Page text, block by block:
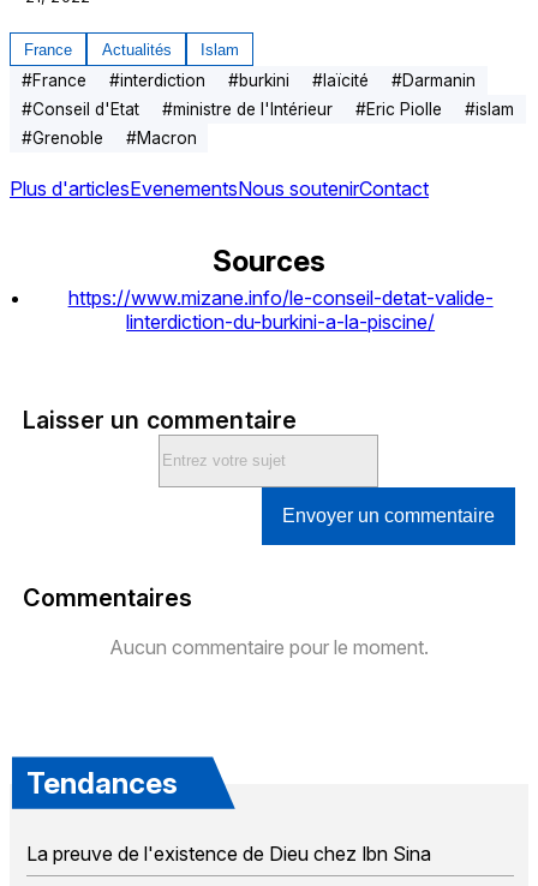
France Actualités Islam
#France #interdiction #burkini #laïcité #Darmanin
#Conseil d'Etat #ministre de l'Intérieur #Eric Piolle #islam
#Grenoble #Macron
Plus d'articlesEvenementsNous soutenirContact
Sources
https://www.mizane.info/le-conseil-detat-valide-
linterdiction-du-burkini-a-la-piscine/
Laisser un commentaire
Envoyer un commentaire
Commentaires
Aucun commentaire pour le moment.
Tendances
La preuve de l'existence de Dieu chez Ibn Sina